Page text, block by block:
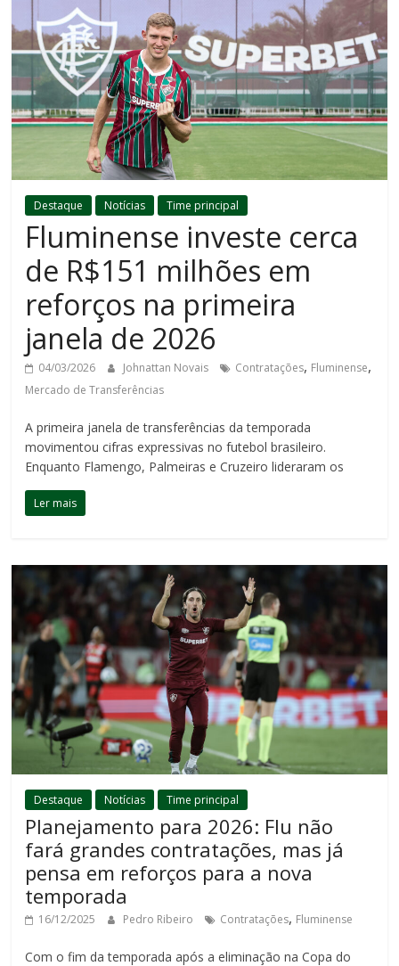
Destaque Notícias Time principal
Fluminense investe cerca
de R$151 milhões em
reforços na primeira
janela de 2026
04/03/2026 Johnattan Novais Contratações, Fluminense,
Mercado de Transferências
A primeira janela de transferências da temporada
movimentou cifras expressivas no futebol brasileiro.
Enquanto Flamengo, Palmeiras e Cruzeiro lideraram os
Ler mais
Destaque Notícias Time principal
Planejamento para 2026: Flu não
fará grandes contratações, mas já
pensa em reforços para a nova
temporada
16/12/2025 Pedro Ribeiro Contratações, Fluminense
Com o fim da temporada após a eliminação na Copa do